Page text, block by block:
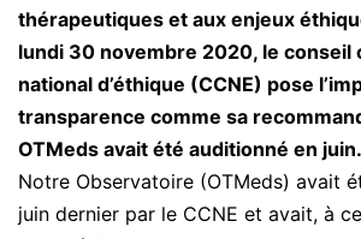
thérapeutiques et aux enjeux
lundi 30 novembre 2020, le conseil
national d’éthique (CCNE) pose
transparence comme sa
OTMeds avait été auditionné en juin.
Notre Observatoire (OTMeds) avait
juin dernier par le CCNE et avait, à